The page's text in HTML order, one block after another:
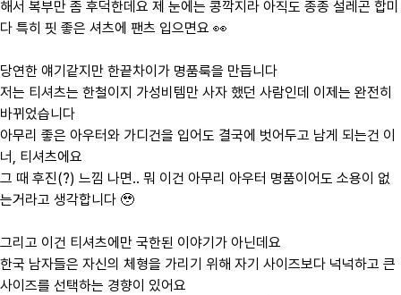
해서 복부만 좀 후덕한데요 제 눈에는 콩깍지라 아직도 종종 설레곤 합미
다 특히 핏 좋은 셔츠에 팬츠 입으면요 👀
당연한 얘기같지만 한끝차이가 명품룩을 만듭니다
저는 티셔츠는 한철이지 가성비템만 사자 했던 사람인데 이제는 완전히
바뀌었습니다
아무리 좋은 아우터와 가디건을 입어도 결국에 벗어두고 남게 되는건 이
너, 티셔츠에요
그 때 후진(?) 느낌 나면.. 뭐 이건 아무리 아우터 명품이어도 소용이 없
는거라고 생각합니다 🥹
그리고 이건 티셔츠에만 국한된 이야기가 아닌데요
한국 남자들은 자신의 체형을 가리기 위해 자기 사이즈보다 넉넉하고 큰
사이즈를 선택하는 경향이 있어요